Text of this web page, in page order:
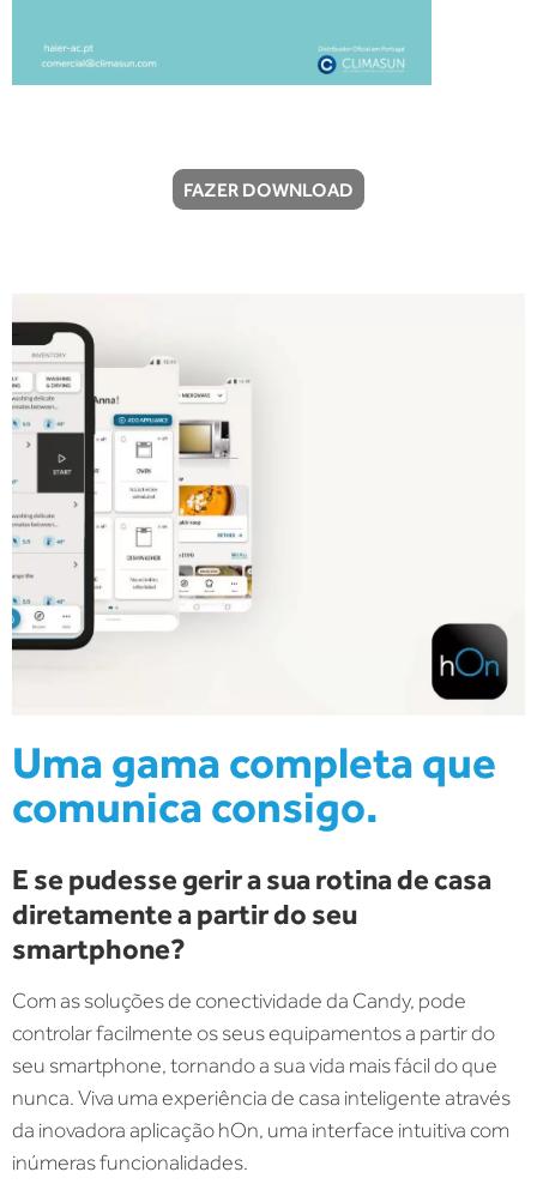
FAZER DOWNLOAD
Uma gama completa que
comunica consigo.
E se pudesse gerir a sua rotina de casa
diretamente a partir do seu
smartphone?
Com as soluções de conectividade da Candy, pode
controlar facilmente os seus equipamentos a partir do
seu smartphone, tornando a sua vida mais fácil do que
nunca. Viva uma experiência de casa inteligente através
da inovadora aplicação hOn, uma interface intuitiva com
inúmeras funcionalidades.